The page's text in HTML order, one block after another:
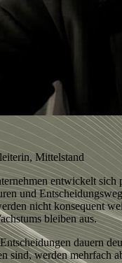
Mittelstand
entwickelt sich
und
nicht konsequent
bleiben aus.
Entscheidungen dauern
sind, werden mehrfach